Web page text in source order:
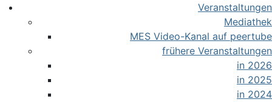
Veranstaltungen
Mediathek
MES Video-Kanal auf peertube
frühere Veranstaltungen
in 2026
in 2025
in 2024